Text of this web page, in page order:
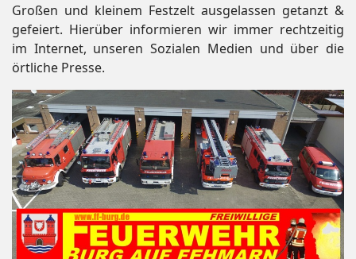
Großen und kleinem Festzelt ausgelassen getanzt &
gefeiert. Hierüber informieren wir immer rechtzeitig
im Internet, unseren Sozialen Medien und über die
örtliche Presse.